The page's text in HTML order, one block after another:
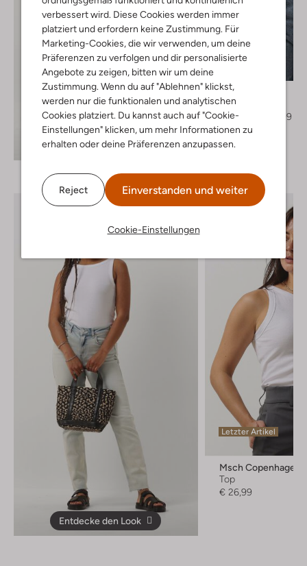
verbessert wird. Diese Cookies werden immer
platziert und erfordern keine Zustimmung. Für
Marketing-Cookies, die wir verwenden, um deine
Präferenzen zu verfolgen und dir personalisierte
Angebote zu zeigen, bitten wir um deine
Zustimmung. Wenn du auf "Ablehnen" klickst,
werden nur die funktionalen und analytischen
Cookies platziert. Du kannst auch auf "Cookie-
Einstellungen" klicken, um mehr Informationen zu
erhalten oder deine Präferenzen anzupassen.
Reject Einverstanden und weiter
Cookie-Einstellungen
Entdecke den Look
Letzter Artikel
Lollys Laundry
Jack
€ 159,95
€ 95,99
Entdecke den Look
Letzter Artikel
Msch Copenhagen
Top
€ 26,99